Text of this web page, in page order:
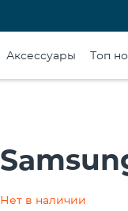
Аксессуары Топ
Нет в наличии